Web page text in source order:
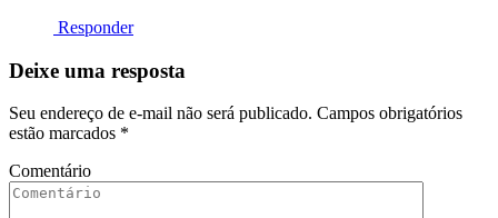
Responder
Deixe uma resposta
Seu endereço de e-mail não será publicado. Campos obrigatórios
estão marcados *
Comentário